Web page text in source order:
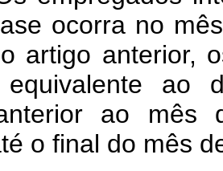
ocorra no
artigo anterior,
equivalente
ao
o final do mês